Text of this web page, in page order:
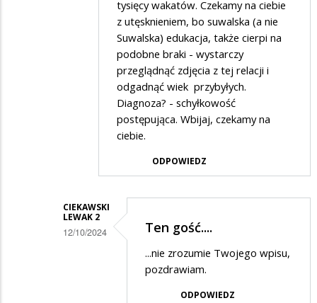
tysięcy wakatów. Czekamy na ciebie
z utęsknieniem, bo suwalska (a nie
Suwalska) edukacja, także cierpi na
podobne braki - wystarczy
przeglądnąć zdjęcia z tej relacji i
odgadnąć wiek przybyłych.
Diagnoza? - schyłkowość
postępująca. Wbijaj, czekamy na
ciebie.
ODPOWIEDZ
CIEKAWSKI
LEWAK 2
12/10/2024 Ten gość....
...nie zrozumie Twojego wpisu,
pozdrawiam.
ODPOWIEDZ